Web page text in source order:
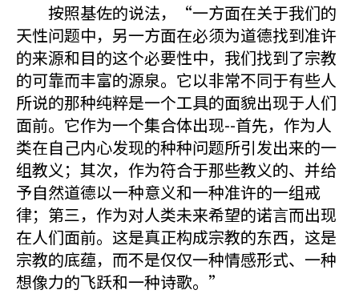
按照基佐的说法，“一方面在关于我们的
天性问题中，另一方面在必须为道德找到准许
的来源和目的这个必要性中，我们找到了宗教
的可靠而丰富的源泉。它以非常不同于有些人
所说的那种纯粹是一个工具的面貌出现于人们
面前。它作为一个集合体出现--首先，作为人
类在自己内心发现的种种问题所引发出来的一
组教义；其次，作为符合于那些教义的、并给
予自然道德以一种意义和一种准许的一组戒
律；第三，作为对人类未来希望的诺言而出现
在人们面前。这是真正构成宗教的东西，这是
宗教的底蕴，而不是仅仅一种情感形式、一种
想像力的飞跃和一种诗歌。”